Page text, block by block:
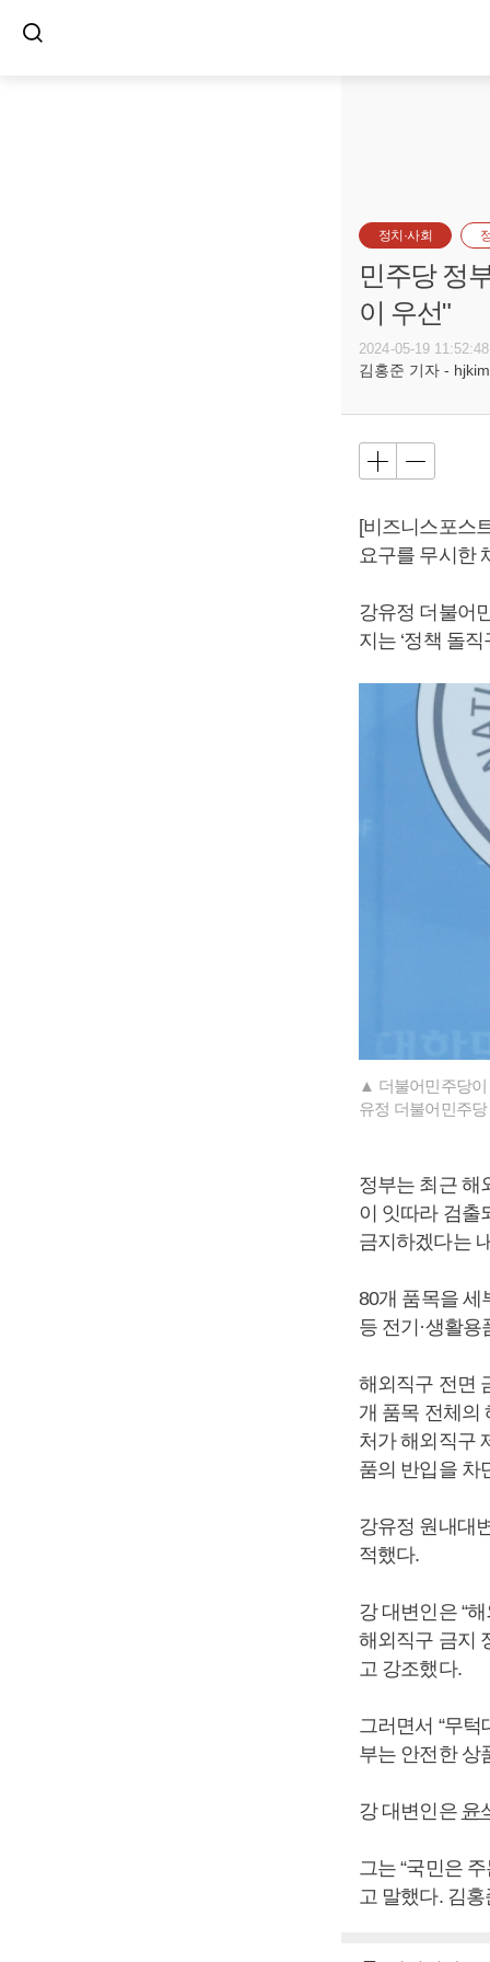
정치·사회
민주당 정
이 우선"
2024-05-19 11:52:48
김홍준 기자 -
[비즈니스포스
요구를 무시한
강유정 더불어
지는 ‘정책 돌
▲ 더불어민주당이
유정 더불어민주
정부는 최근 해
이 잇따라 검출
금지하겠다는
80개 품목을
등 전기·생활
해외직구 전면
개 품목 전체의
처가 해외직구
품의 반입을 차
강유정 원내대
적했다.
강 대변인은 “
해외직구 금지
고 강조했다.
그러면서 “무
부는 안전한 상
강 대변인은 윤
그는 “국민은
고 말했다. 김홍